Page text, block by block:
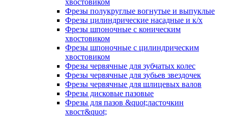
хвостовиком
Фрезы полукруглые вогнутые и выпуклые
Фрезы цилиндрические насадные и к/х
Фрезы шпоночные с коническим
хвостовиком
Фрезы шпоночные с цилиндрическим
хвостовиком
Фрезы червячные для зубчатых колес
Фрезы червячные для зубьев звездочек
Фрезы червячные для шлицевых валов
Фрезы дисковые пазовые
Фрезы для пазов &quot;ласточкин
хвост&quot;